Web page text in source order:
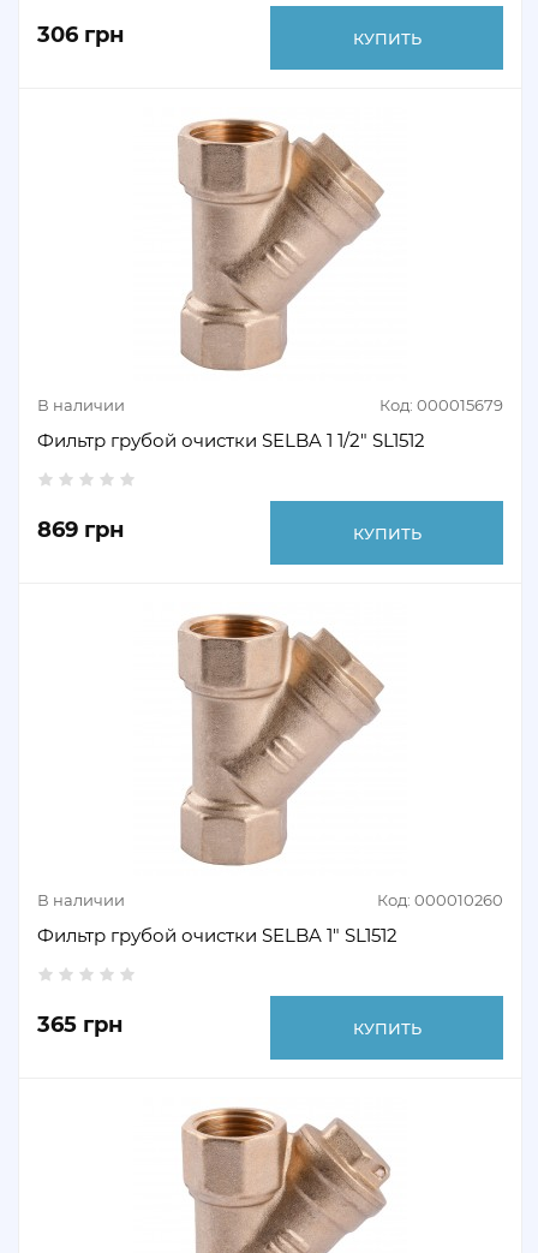
306 грн КУПИТЬ
В наличии Код: 000015679
Фильтр грубой очистки SELBA 1 1/2" SL1512
869 грн КУПИТЬ
В наличии Код: 000010260
Фильтр грубой очистки SELBA 1" SL1512
365 грн КУПИТЬ